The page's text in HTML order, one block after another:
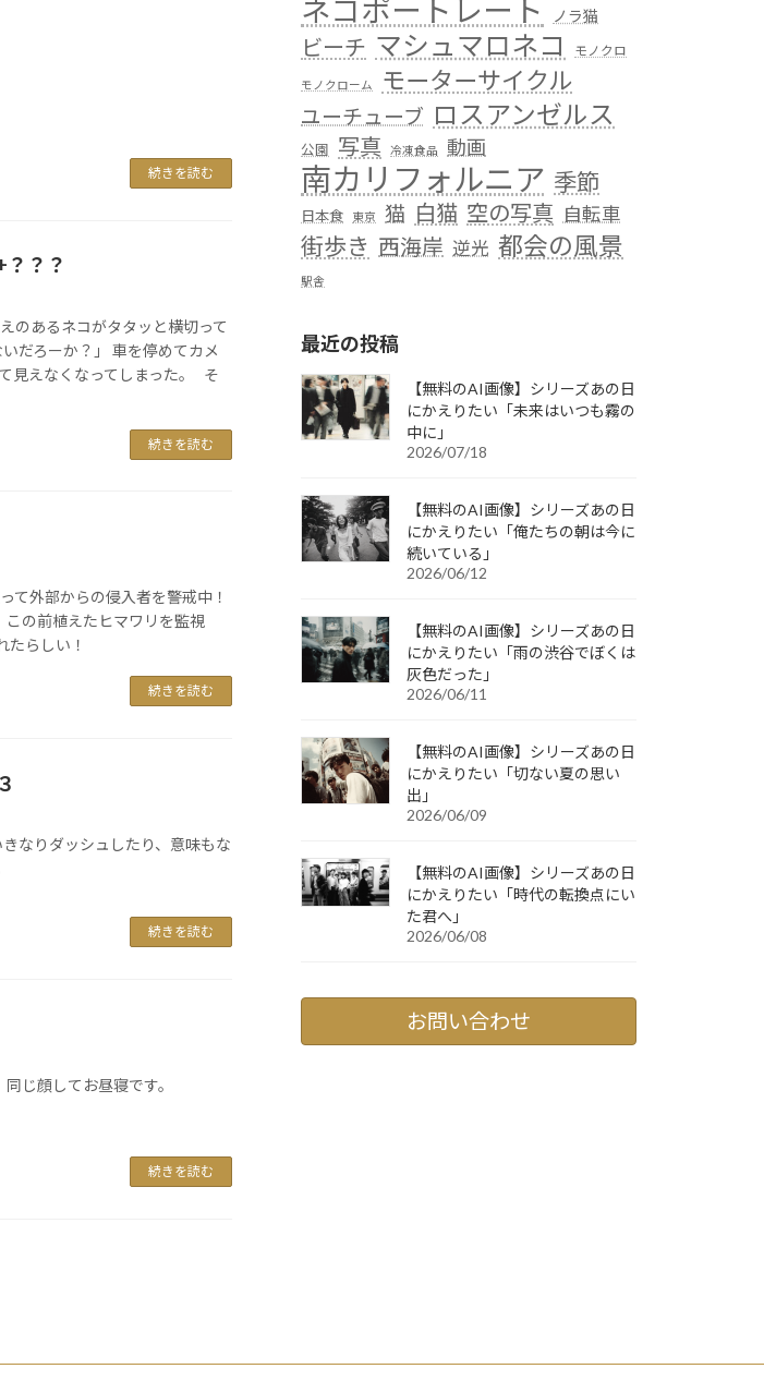
続きを読む
？？
のあるネコがタタッと横切って
だろーか？」 車を停めてカメ
見えなくなってしまった。 そ
続きを読む
て外部からの侵入者を警戒中！
の前植えたヒマワリを監視
らしい！
続きを読む
なりダッシュしたり、意味もな
続きを読む
じ顔してお昼寝です。
続きを読む
ネコポートレート ノラ猫
ビーチ マシュマロネコ モノクロ
モノクローム モーターサイクル
ユーチューブ ロスアンゼルス
公園 写真 冷凍食品 動画
南カリフォルニア 季節
日本食 東京 猫 白猫 空の写真 自転車
街歩き 西海岸 逆光 都会の風景
駅舎
最近の投稿
【無料のAI画像】シリーズあの日
にかえりたい「未来はいつも霧の
中に」
2026/07/18
【無料のAI画像】シリーズあの日
にかえりたい「俺たちの朝は今に
続いている」
2026/06/12
【無料のAI画像】シリーズあの日
にかえりたい「雨の渋谷でぼくは
灰色だった」
2026/06/11
【無料のAI画像】シリーズあの日
にかえりたい「切ない夏の思い
出」
2026/06/09
【無料のAI画像】シリーズあの日
にかえりたい「時代の転換点にい
た君へ」
2026/06/08
お問い合わせ